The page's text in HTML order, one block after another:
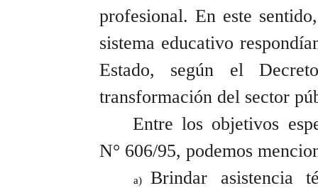
profesional. En este
sistema educativo
Estado, según el
transformación del sector
Entre los objetivos
N° 606/95, podemos
Brindar asistencia